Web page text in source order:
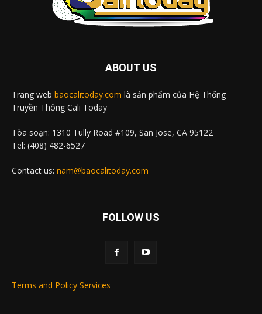
ABOUT US
Trang web baocalitoday.com là sản phẩm của Hệ Thống
Truyền Thông Cali Today
Tòa soạn: 1310 Tully Road #109, San Jose, CA 95122
Tel: (408) 482-6527
Contact us: nam@baocalitoday.com
FOLLOW US
Terms and Policy Services